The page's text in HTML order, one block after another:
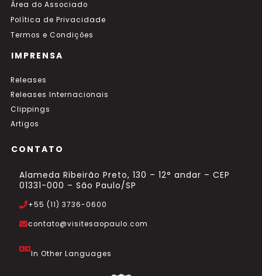
Área do Associado
Política de Privacidade
Termos e Condições
IMPRENSA
Releases
Releases Internacionais
Clippings
Artigos
CONTATO
Alameda Ribeirão Preto, 130 – 12° andar – CEP
01331-000 – São Paulo/SP
+55 (11) 3736-0600
contato@visitesaopaulo.com
In Other Languages